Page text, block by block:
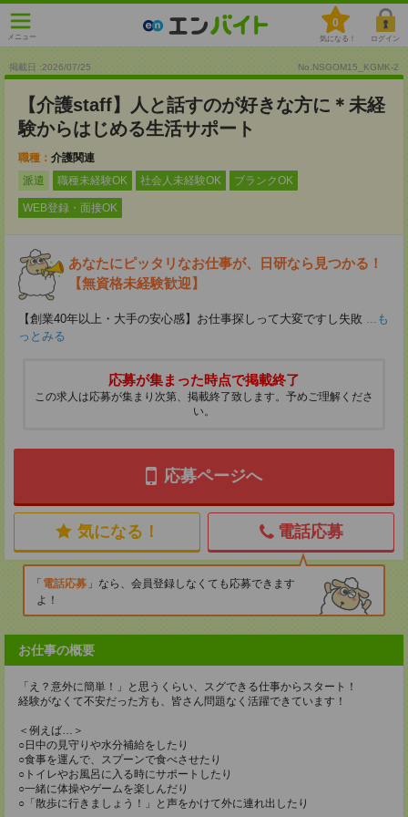
メニュー
0
気になる！ ログイン
掲載日 :2026/07/25 No.NSGOM15_KGMK-2
【介護staff】人と話すのが好きな方に＊未経
験からはじめる生活サポート
職種： 介護関連
派遣
職種未経験OK 社会人未経験OK ブランクOK
WEB登録・面接OK
あなたにピッタリなお仕事が、日研なら見つかる！
【無資格未経験歓迎】
【創業40年以上・大手の安心感】お仕事探しって大変ですし失敗 ...も
っとみる
応募が集まった時点で掲載終了
この求人は応募が集まり次第、掲載終了致します。予めご理解くださ
い。
応募ページへ
気になる！ 電話応募
電話応募
なら、会員登録しなくても応募できます
よ！
お仕事の概要
「え？意外に簡単！」と思うくらい、スグできる仕事からスタート！
経験がなくて不安だった方も、皆さん問題なく活躍できています！
＜例えば…＞
○日中の見守りや水分補給をしたり
○食事を運んで、スプーンで食べさせたり
○トイレやお風呂に入る時にサポートしたり
○一緒に体操やゲームを楽しんだり
○「散歩に行きましょう！」と声をかけて外に連れ出したり